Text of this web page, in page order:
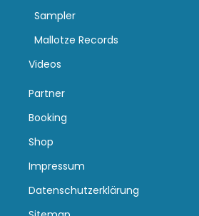
Sampler
Mallotze Records
Videos
Partner
Booking
Shop
Impressum
Datenschutzerklärung